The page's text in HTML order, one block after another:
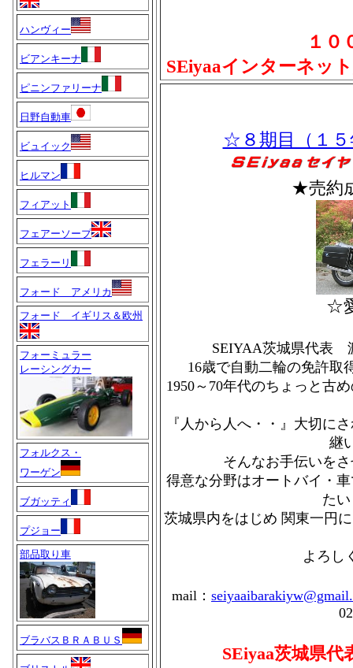
ハンヴィー
ビアンキーナ
ピニンファリーナ
日野自動車
ビュイック
ヒルマン
フィアット
フェアーソープ
フェラーリ
フォード アメリカ
フォード イギリス＆欧州
フォーミュラー
レーシングカー
フォルクス・
ワーゲン
ブガッティ
プジョー
部品取り車
ブラバスＢＲＡＢＵＳ
１０
SEiyaaインターネッ
☆８期目（１
★売約
☆
SEIYAA茨城県代表
16歳で自動二輪の免許取
1950～70年代のちょっと古
『人から人へ・・』大切に
継
そんなお手伝いを
得意な分野はオートバイ・
た
茨城県内をはじめ 関東一円
よろし
mail：
SEiyaa茨城県代